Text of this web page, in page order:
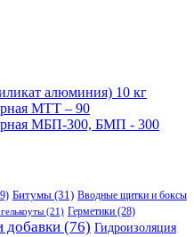
алюминия) 10 кг
МТТ – 90
МБП-300, БМП - 300
Битумы (31) Вводные щитки и боксы
(21) Герметики (28)
добавки (76) Гидроизоляция